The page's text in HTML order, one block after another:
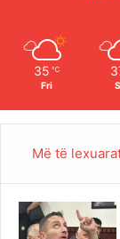
35 ℃
Fri
Më të